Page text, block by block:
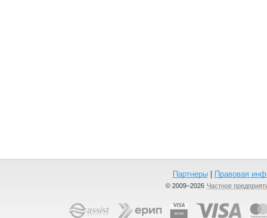
Партнеры| Правовая
© 2009–2026 Частное